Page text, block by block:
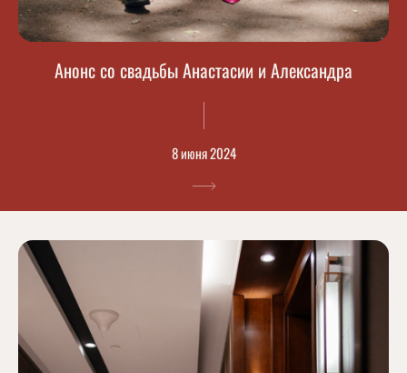
Анонс со свадьбы Анастасии и Александра
8 июня 2024